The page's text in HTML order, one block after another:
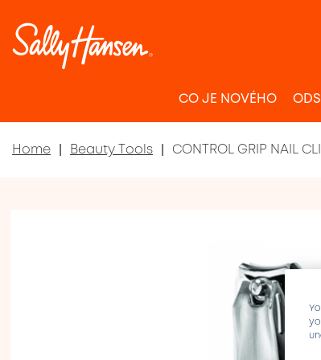
CO JE NOVÉHO
Home Beauty Tools CONTROL GRIP NAIL